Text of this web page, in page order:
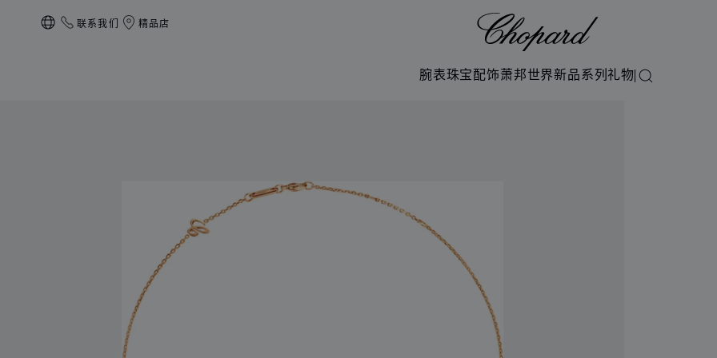
本地化（更改国家/地区）
联系我们 精品店
腕表珠宝配饰萧邦世界新品系列礼物搜索